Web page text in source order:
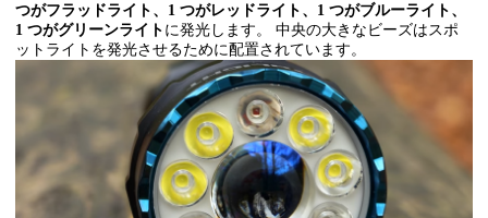
つがフラッドライト、1 つがレッドライト、1 つがブルーライト、
1 つがグリーンライト に発光します。 中央の大きなビーズはスポ
ットライトを発光させるために配置されています。